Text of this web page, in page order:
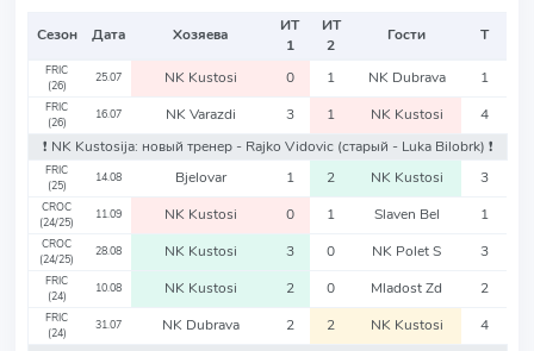
Сезон Дата Хозяева
ИТ
1
ИТ
2
Гости Т
FRIC
(26)
25.07 NK Kustosi 0 1 NK Dubrava 1
FRIC
(26)
16.07 NK Varazdi 3 1 NK Kustosi
4
❗️ NK Kustosija: новый тренер - Rajko Vidovic (старый - Luka Bilobrk) ❗️
FRIC
(25)
14.08 Bjelovar 1 2 NK Kustosi 3
CROC
(24/25)
11.09 NK Kustosi 0 1 Slaven Bel 1
CROC
(24/25)
28.08 NK Kustosi 3 0 NK Polet S 3
FRIC
(24)
10.08 NK Kustosi 2 0 Mladost Zd 2
FRIC
(24)
31.07 NK Dubrava 2 2 NK Kustosi
4